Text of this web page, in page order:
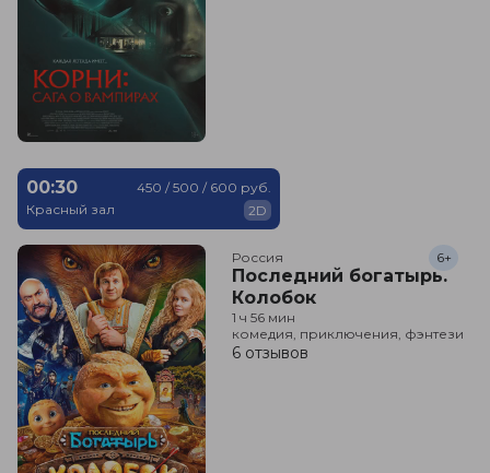
00:30
Красный зал
450 / 500 / 600 руб.
2D
Россия
Последний богатырь.
Колобок
6+
1 ч 56 мин
комедия, приключения, фэнтези
6 отзывов